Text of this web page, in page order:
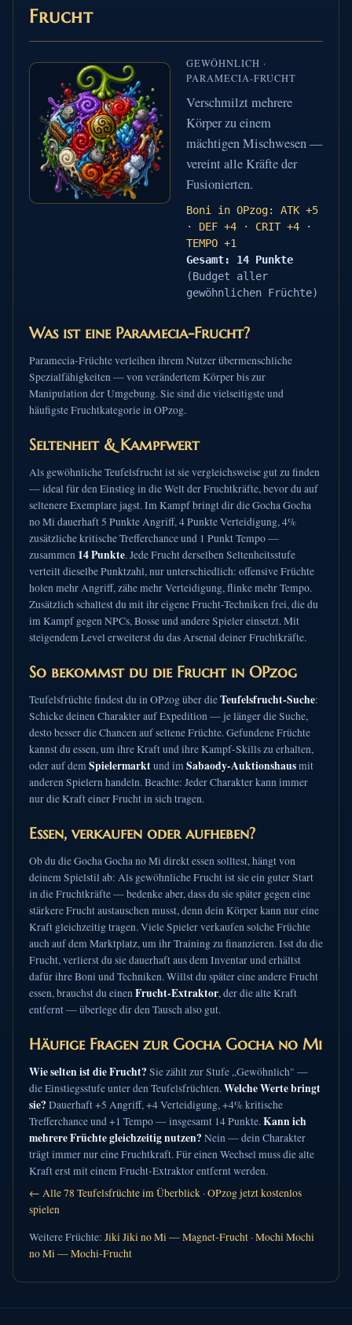
Frucht
GEWÖHNLICH ·
PARAMECIA-FRUCHT
Verschmilzt mehrere
Körper zu einem
mächtigen Mischwesen —
vereint alle Kräfte der
Fusionierten.
Boni in OPzog: ATK +5
· DEF +4 · CRIT +4 ·
TEMPO +1
Gesamt: 14 Punkte
(Budget aller
gewöhnlichen Früchte)
Was ist eine Paramecia-Frucht?
Paramecia-Früchte verleihen ihrem Nutzer übermenschliche
Spezialfähigkeiten — von verändertem Körper bis zur
Manipulation der Umgebung. Sie sind die vielseitigste und
häufigste Fruchtkategorie in OPzog.
Seltenheit & Kampfwert
Als gewöhnliche Teufelsfrucht ist sie vergleichsweise gut zu finden
— ideal für den Einstieg in die Welt der Fruchtkräfte, bevor du auf
seltenere Exemplare jagst. Im Kampf bringt dir die Gocha Gocha
no Mi dauerhaft 5 Punkte Angriff, 4 Punkte Verteidigung, 4%
zusätzliche kritische Trefferchance und 1 Punkt Tempo —
zusammen 14 Punkte. Jede Frucht derselben Seltenheitsstufe
verteilt dieselbe Punktzahl, nur unterschiedlich: offensive Früchte
holen mehr Angriff, zähe mehr Verteidigung, flinke mehr Tempo.
Zusätzlich schaltest du mit ihr eigene Frucht-Techniken frei, die du
im Kampf gegen NPCs, Bosse und andere Spieler einsetzt. Mit
steigendem Level erweiterst du das Arsenal deiner Fruchtkräfte.
So bekommst du die Frucht in OPzog
Teufelsfrüchte findest du in OPzog über dieTeufelsfrucht-Suche:
Schicke deinen Charakter auf Expedition — je länger die Suche,
desto besser die Chancen auf seltene Früchte. Gefundene Früchte
kannst du essen, um ihre Kraft und ihre Kampf-Skills zu erhalten,
oder auf dem Spielermarktund im Sabaody-Auktionshausmit
anderen Spielern handeln. Beachte: Jeder Charakter kann immer
nur die Kraft einer Frucht in sich tragen.
Essen, verkaufen oder aufheben?
Ob du die Gocha Gocha no Mi direkt essen solltest, hängt von
deinem Spielstil ab: Als gewöhnliche Frucht ist sie ein guter Start
in die Fruchtkräfte — bedenke aber, dass du sie später gegen eine
stärkere Frucht austauschen musst, denn dein Körper kann nur eine
Kraft gleichzeitig tragen. Viele Spieler verkaufen solche Früchte
auch auf dem Marktplatz, um ihr Training zu finanzieren. Isst du die
Frucht, verlierst du sie dauerhaft aus dem Inventar und erhältst
dafür ihre Boni und Techniken. Willst du später eine andere Frucht
essen, brauchst du einenFrucht-Extraktor, der die alte Kraft
entfernt — überlege dir den Tausch also gut.
Häufige Fragen zur Gocha Gocha no Mi
Wie selten ist die Frucht? Sie zählt zur Stufe „Gewöhnlich" —
die Einstiegsstufe unter den Teufelsfrüchten.Welche Werte bringt
sie? Dauerhaft +5 Angriff, +4 Verteidigung, +4% kritische
Trefferchance und +1 Tempo — insgesamt 14 Punkte.Kann ich
mehrere Früchte gleichzeitig nutzen? Nein — dein Charakter
trägt immer nur eine Fruchtkraft. Für einen Wechsel muss die alte
Kraft erst mit einem Frucht-Extraktor entfernt werden.
← Alle 78 Teufelsfrüchte im Überblick ·OPzog jetzt kostenlos
spielen
Weitere Früchte: Jiki Jiki no Mi — Magnet-Frucht ·Mochi Mochi
no Mi — Mochi-Frucht